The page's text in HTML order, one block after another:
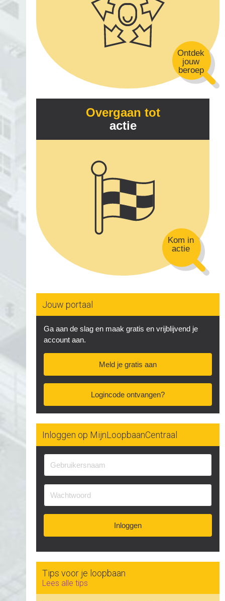
Ontdek
jouw
beroep
Overgaan tot
actie
Kom in
actie
Jouw portaal
Ga aan de slag en maak gratis en vrijblijvend je
account aan.
Meld je gratis aan
Logincode ontvangen?
Inloggen op MijnLoopbaanCentraal
Inloggen
Tips voor je loopbaan
Lees alle tips